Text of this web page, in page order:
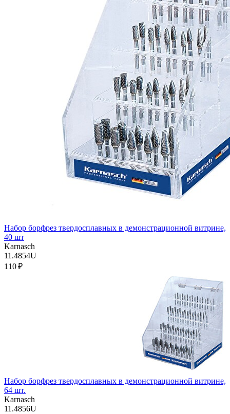
Набор борфрез твердосплавных в демонстрационной витрине,
40 шт
Karnasch
11.4854U
110 ₽
Набор борфрез твердосплавных в демонстрационной витрине,
64 шт.
Karnasch
11.4856U